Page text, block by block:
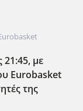
21:45, με
Eurobasket
της